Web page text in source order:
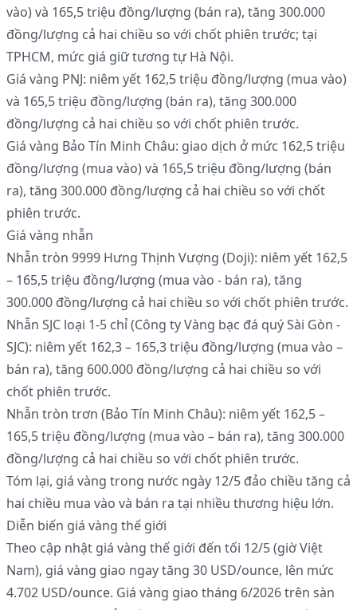
vào) và 165,5 triệu đồng/lượng (bán ra), tăng 300.000
đồng/lượng cả hai chiều so với chốt phiên trước; tại
TPHCM, mức giá giữ tương tự Hà Nội.
Giá vàng PNJ: niêm yết 162,5 triệu đồng/lượng (mua vào)
và 165,5 triệu đồng/lượng (bán ra), tăng 300.000
đồng/lượng cả hai chiều so với chốt phiên trước.
Giá vàng Bảo Tín Minh Châu: giao dịch ở mức 162,5 triệu
đồng/lượng (mua vào) và 165,5 triệu đồng/lượng (bán
ra), tăng 300.000 đồng/lượng cả hai chiều so với chốt
phiên trước.
Giá vàng nhẫn
Nhẫn tròn 9999 Hưng Thịnh Vượng (Doji): niêm yết 162,5
– 165,5 triệu đồng/lượng (mua vào - bán ra), tăng
300.000 đồng/lượng cả hai chiều so với chốt phiên trước.
Nhẫn SJC loại 1-5 chỉ (Công ty Vàng bạc đá quý Sài Gòn -
SJC): niêm yết 162,3 – 165,3 triệu đồng/lượng (mua vào –
bán ra), tăng 600.000 đồng/lượng cả hai chiều so với
chốt phiên trước.
Nhẫn tròn trơn (Bảo Tín Minh Châu): niêm yết 162,5 –
165,5 triệu đồng/lượng (mua vào – bán ra), tăng 300.000
đồng/lượng cả hai chiều so với chốt phiên trước.
Tóm lại, giá vàng trong nước ngày 12/5 đảo chiều tăng cả
hai chiều mua vào và bán ra tại nhiều thương hiệu lớn.
Diễn biến giá vàng thế giới
Theo cập nhật giá vàng thế giới đến tối 12/5 (giờ Việt
Nam), giá vàng giao ngay tăng 30 USD/ounce, lên mức
4.702 USD/ounce. Giá vàng giao tháng 6/2026 trên sàn